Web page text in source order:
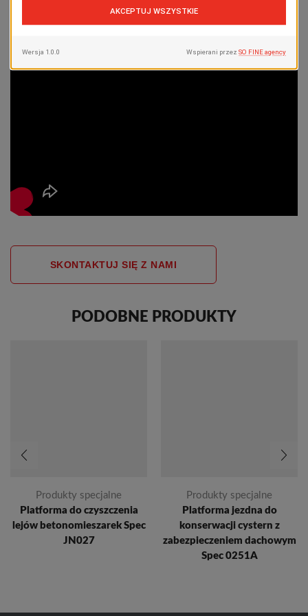
SKONTAKTUJ SIĘ Z NAMI
PODOBNE PRODUKTY
Produkty specjalne
Platforma do czyszczenia
lejów betonomieszarek Spec
JN027
Produkty specjalne
Platforma jezdna do
konserwacji cystern z
zabezpieczeniem dachowym
Spec 0251A